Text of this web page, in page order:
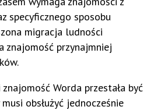
specyficznego sposobu
migracja ludności
znajomość przynajmniej
Worda przestała być
obsłużyć jednocześnie